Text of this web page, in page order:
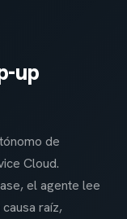
up
de
Cloud.
el agente lee
raíz,